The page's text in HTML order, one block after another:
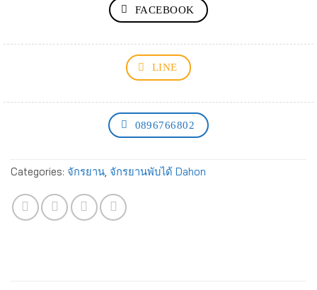
FACEBOOK
LINE
0896766802
Categories: จักรยาน, จักรยานพับได้ Dahon